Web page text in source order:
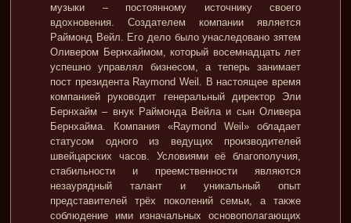
музыки – постоянному источнику своего
вдохновения. Создателем компании является
Раймонд Вейл. Его дело было унаследовано зятем
Оливером Бернхаймом, который восемнадцать лет
успешно управлял бизнесом, а теперь занимает
пост президента Raymond Weil. В настоящее время
компанией руководит генеральный директор Эли
Бернхайм – внук Раймонда Вейла и сын Оливера
Бернхайма. Компания «Raymond Weil» обладает
статусом одного из ведущих производителей
швейцарских часов. Условиями её благополучия,
стабильности и преемственности являются
незаурядный талант и уникальный опыт
представителей трёх поколений семьи, а также
соблюдение ими изначальных основополагающих